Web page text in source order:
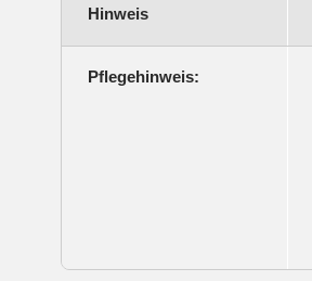
Hinweis
Pflegehinweis: